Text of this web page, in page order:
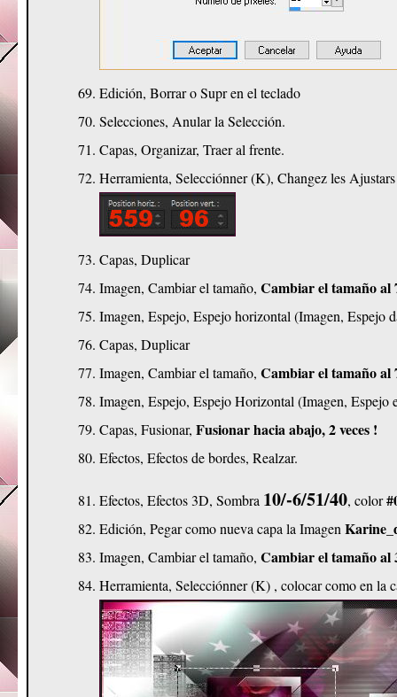
Edición, Borrar o Supr en el teclado
Selecciones, Anular la Selección.
Capas, Organizar, Traer al frente.
Herramienta, Selecciónner (K), Changez les
Capas, Duplicar
Imagen, Cambiar el tamaño, Cambiar el tamaño al
Imagen, Espejo, Espejo horizontal (Imagen, Espejo
Capas, Duplicar
Imagen, Cambiar el tamaño, Cambiar el tamaño al
Imagen, Espejo, Espejo Horizontal (Imagen, Espejo
Capas, Fusionar, Fusionar hacia abajo, 2 veces !
Efectos, Efectos de bordes, Realzar.
Efectos, Efectos 3D, Sombra 10/-6/51/40, color
Edición, Pegar como nueva capa la Imagen
Imagen, Cambiar el tamaño, Cambiar el tamaño al
Herramienta, Selecciónner (K) , colocar como en la